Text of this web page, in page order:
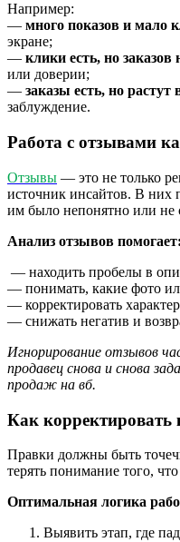
Например:
— много показов и мало
экране;
— клики есть, но заказов
или доверии;
— заказы есть, но растут
заблуждение.
Работа с отзывами
Отзывы — это не только
источник инсайтов. В них
им было непонятно или не
Анализ отзывов помогает:
— находить пробелы в
— понимать, какие фото
— корректировать
— снижать негатив и
Игнорирование отзывов
продавец снова и снова
продаж на вб.
Как корректировать
Правки должны быть
терять понимание того,
Оптимальная логика
Выявить этап, где